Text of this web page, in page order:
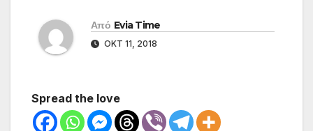
Από Evia Time
ΟΚΤ 11, 2018
Spread the love